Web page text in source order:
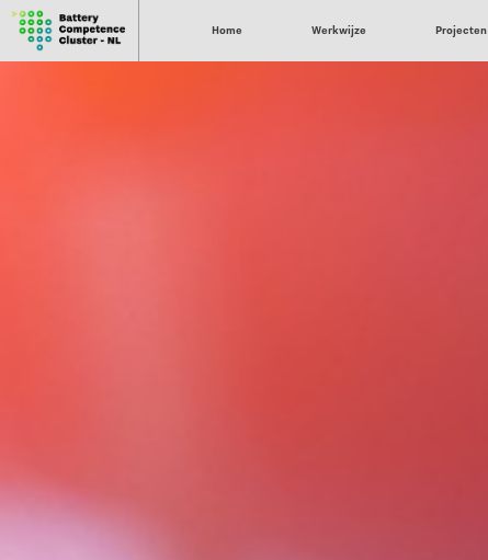
Home Werkwijze Projecten